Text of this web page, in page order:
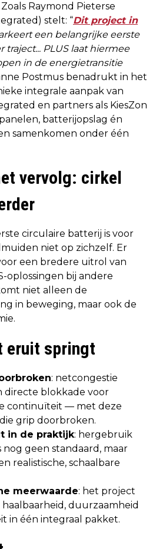
Raymond Pieterse
stelt: “Dit project in
een belangrijke eerste
traject... PLUS laat hiermee
in de energietransitie
Postmus benadrukt in het
integrale aanpak van
en partners als KiesZon
batterijopslag én
samenkomen onder één
vervolg: cirkel
circulaire batterij is voor
niet op zichzelf. Er
een bredere uitrol van
oplossingen bij andere
niet alleen de
in beweging, maar ook de
eruit springt
: netcongestie
directe blokkade voor
continuïteit — met deze
grip doorbroken.
in de praktijk: hergebruik
nog geen standaard, maar
realistische, schaalbare
meerwaarde: het project
duurzaamheid
in één integraal pakket.